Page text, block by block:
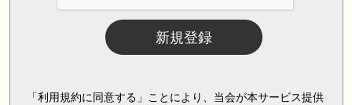
新規登録
「利用規約に同意する」ことにより、当会が本サービス提供